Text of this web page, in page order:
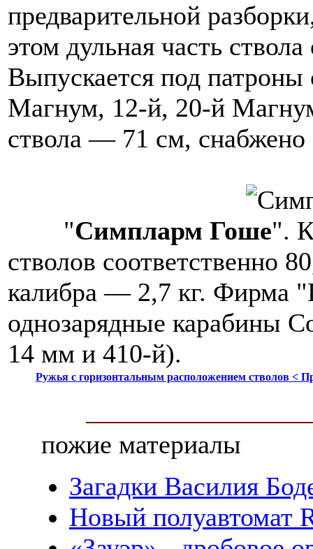
предварительной
этом дульная часть
Выпускается под
Магнум, 12-й, 20-й
ствола — 71 см, снабжено
"Симпларм Гоше".
стволов соответственно
калибра — 2,7 кг. Фирма
однозарядные карабины
14 мм и 410-й).
Ружья с горизонтальным расположением стволов <
пожие материалы
Загадки Василия
Новый полуавтомат